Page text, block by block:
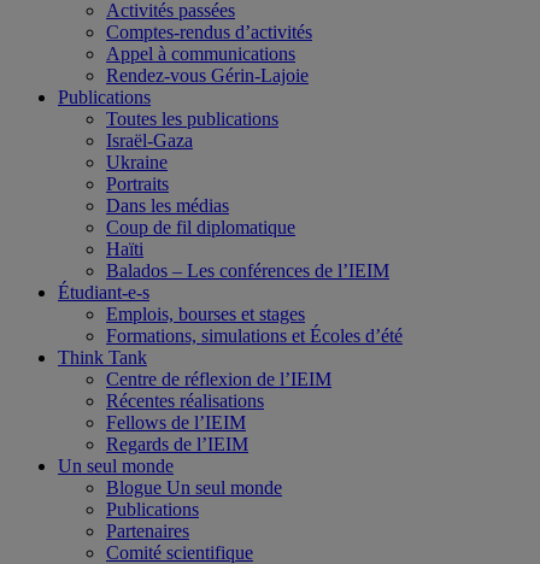
Activités passées
Comptes-rendus d’activités
Appel à communications
Rendez-vous Gérin-Lajoie
Publications
Toutes les publications
Israël-Gaza
Ukraine
Portraits
Dans les médias
Coup de fil diplomatique
Haïti
Balados – Les conférences de l’IEIM
Étudiant-e-s
Emplois, bourses et stages
Formations, simulations et Écoles d’été
Think Tank
Centre de réflexion de l’IEIM
Récentes réalisations
Fellows de l’IEIM
Regards de l’IEIM
Un seul monde
Blogue Un seul monde
Publications
Partenaires
Comité scientifique